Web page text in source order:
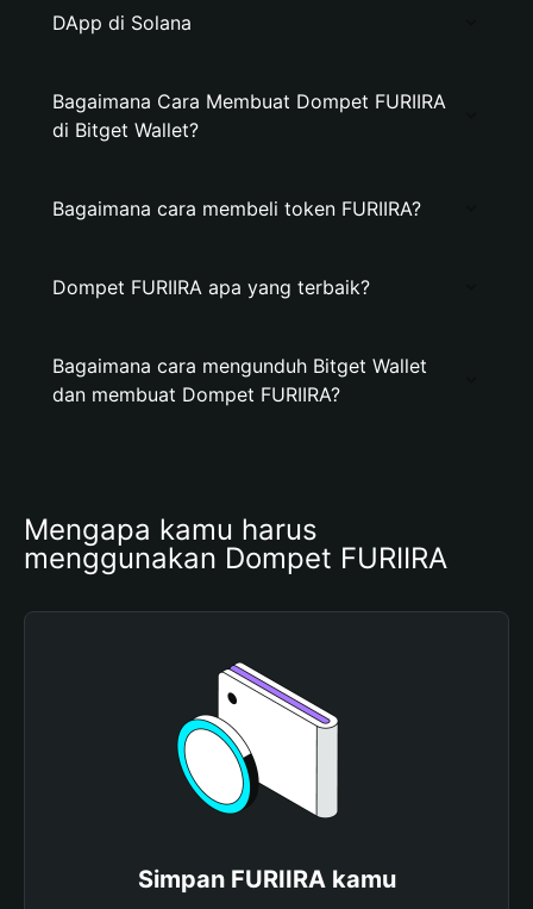
DApp di Solana
Bagaimana Cara Membuat Dompet FURIIRA
di Bitget Wallet?
Bagaimana cara membeli token FURIIRA?
Dompet FURIIRA apa yang terbaik?
Bagaimana cara mengunduh Bitget Wallet
dan membuat Dompet FURIIRA?
Mengapa kamu harus
menggunakan Dompet FURIIRA
Simpan FURIIRA kamu